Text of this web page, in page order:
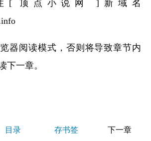
[ 顶点小说网 ]新域名
器阅读模式，否则将导致章节内
下一章。
目录 存书签 下一章